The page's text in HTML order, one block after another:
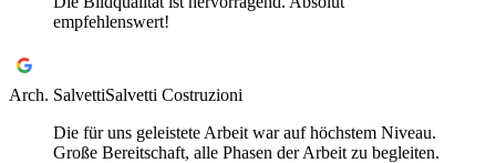
empfehlenswert!
Arch. SalvettiSalvetti Costruzioni
Die für uns geleistete Arbeit war auf höchstem Niveau.
Große Bereitschaft, alle Phasen der Arbeit zu begleiten.